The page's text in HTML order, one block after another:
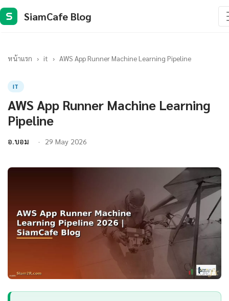
S SiamCafe Blog
หน้าแรก › it › AWS App Runner Machine Learning Pipeline
IT
AWS App Runner Machine Learning
Pipeline
อ.บอม 29 May 2026